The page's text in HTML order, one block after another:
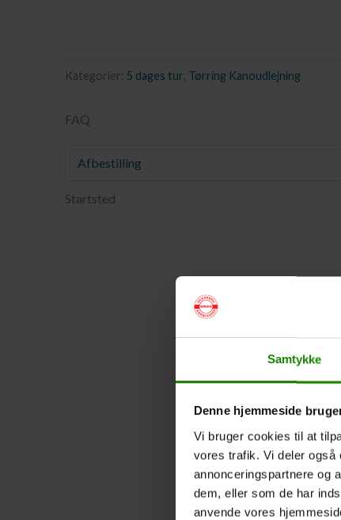
Samtykke
Denne hjemmeside
Vi bruger cookies til at
vores trafik. Vi deler også
annonceringspartnere og
dem, eller som de har
anvende vores
Kategorier: 5 dages tur Tørring Kanoudlejning
FAQ
Afbestilling
Startsted